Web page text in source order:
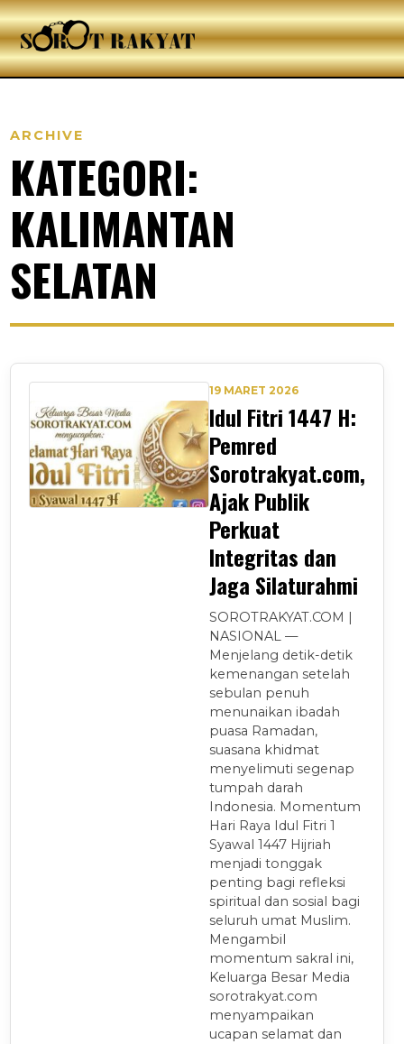
ARCHIVE
KATEGORI:
KALIMANTAN
SELATAN
19 MARET 2026
Idul Fitri 1447 H:
Pemred
Sorotrakyat.com,
Ajak Publik
Perkuat
Integritas dan
Jaga Silaturahmi
SOROTRAKYAT.COM |
NASIONAL —
Menjelang detik-detik
kemenangan setelah
sebulan penuh
menunaikan ibadah
puasa Ramadan,
suasana khidmat
menyelimuti segenap
tumpah darah
Indonesia. Momentum
Hari Raya Idul Fitri 1
Syawal 1447 Hijriah
menjadi tonggak
penting bagi refleksi
spiritual dan sosial bagi
seluruh umat Muslim.
Mengambil
momentum sakral ini,
Keluarga Besar Media
sorotrakyat.com
menyampaikan
ucapan selamat dan